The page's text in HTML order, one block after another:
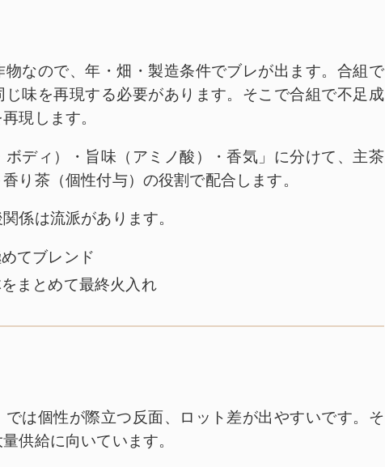
なので、年・畑・製造条件でブレが出ます。合組で
じ味を再現する必要があります。そこで合組で不足成
現します。
ディ）・旨味（アミノ酸）・香気」に分けて、主茶
り茶（個性付与）の役割で配合します。
係は流派があります。
てブレンド
まとめて最終火入れ
は個性が際立つ反面、ロット差が出やすいです。そ
供給に向いています。